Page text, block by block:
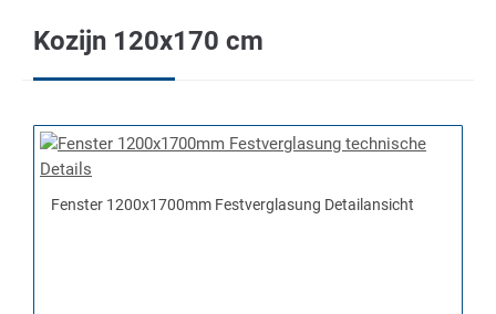
Kozijn 120x170 cm
Fenster 1200x1700mm Festverglasung Detailansicht